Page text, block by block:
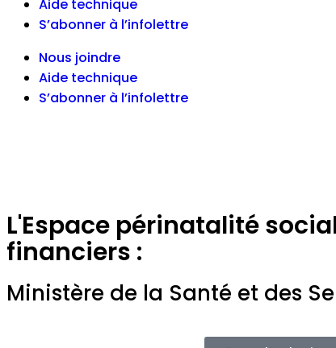
Aide technique
S’abonner à l’infolettre
Nous joindre
Aide technique
S’abonner à l’infolettre
L'Espace périnatalité
financiers :
Ministère de la Santé et des